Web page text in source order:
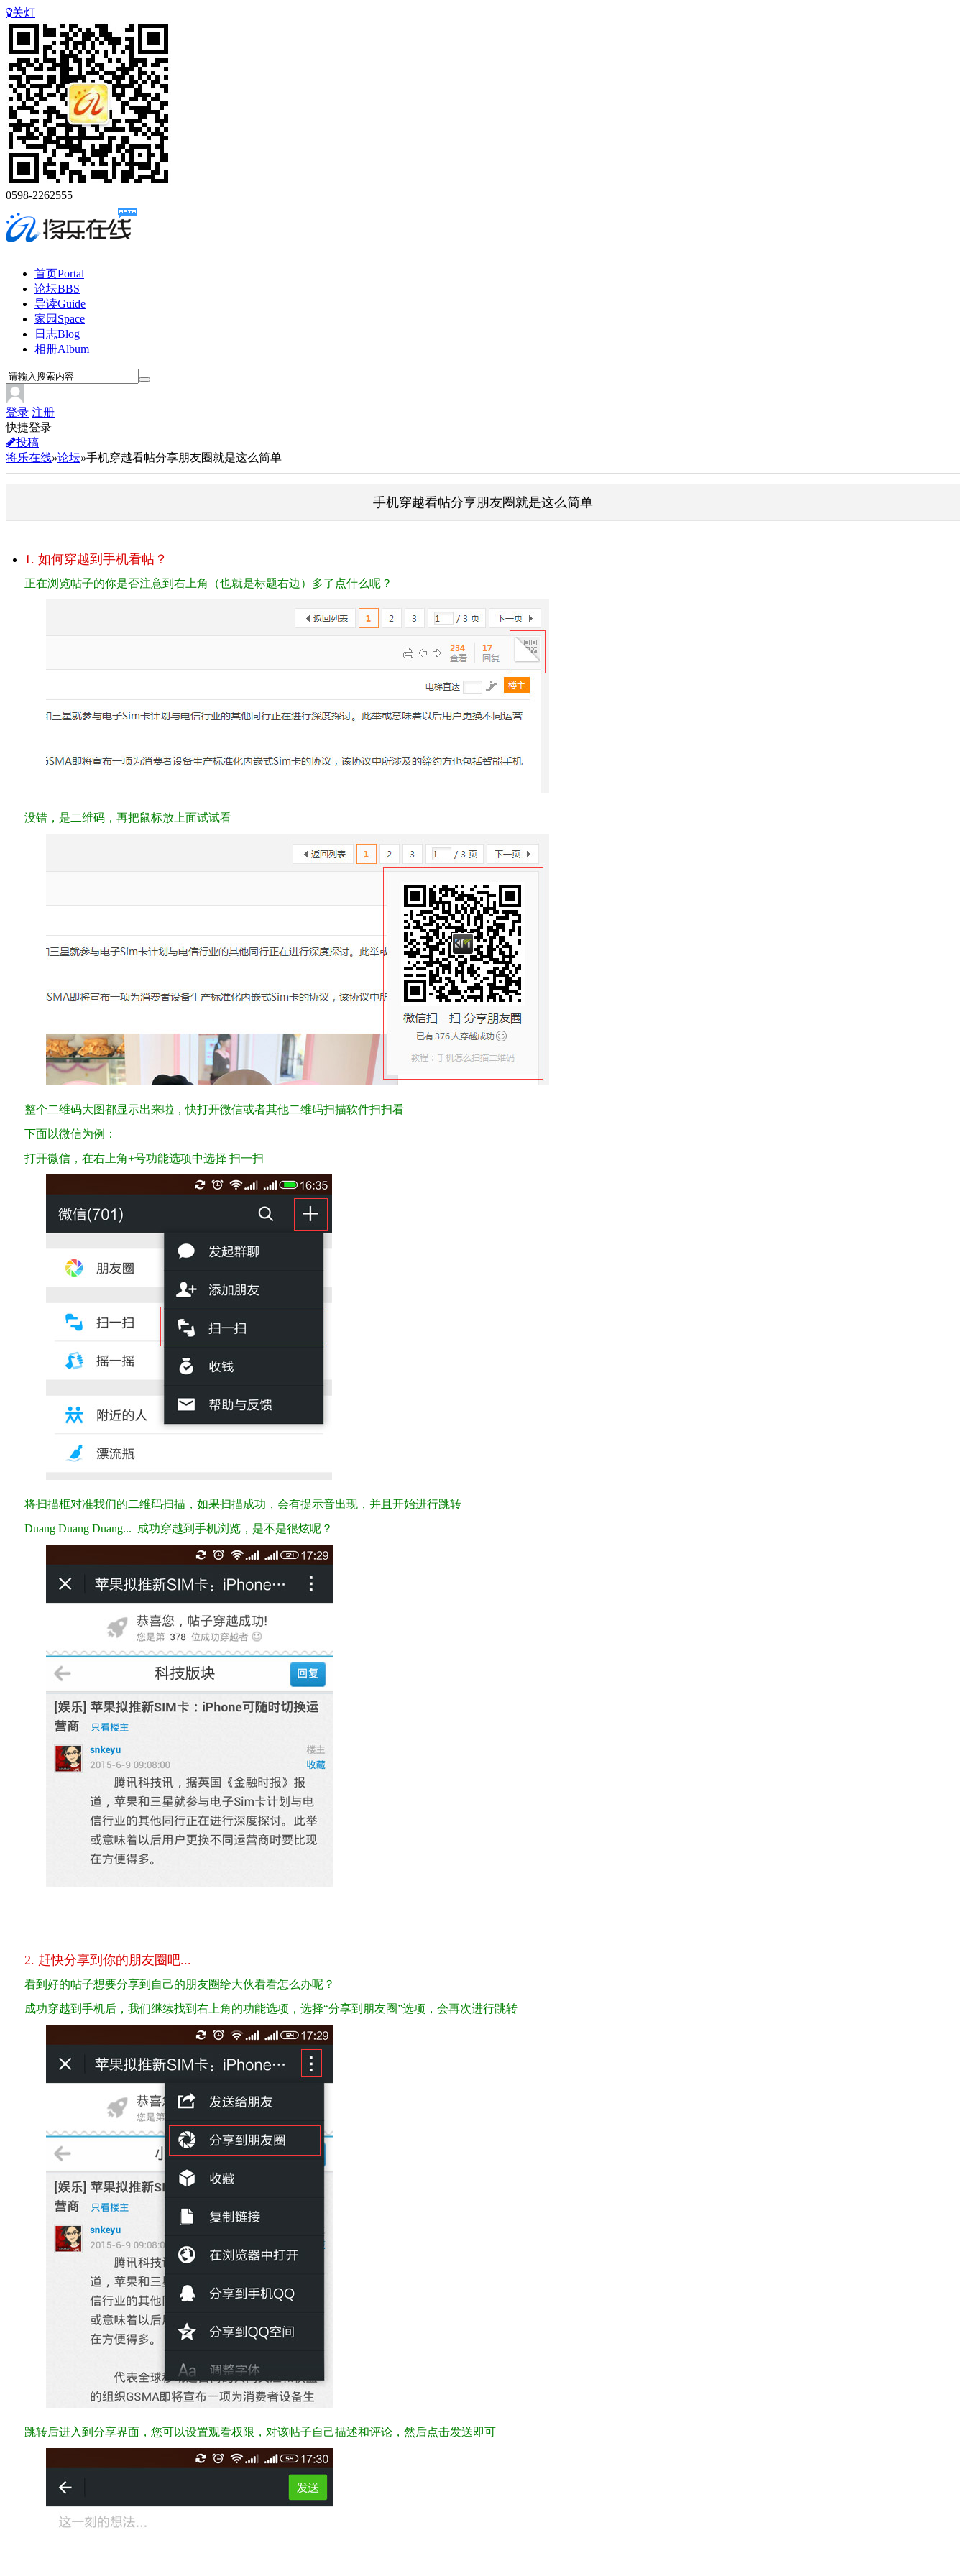
关灯
0598-2262555
首页Portal
论坛BBS
导读Guide
家园 Space
日志Blog
相册Album
登录 注册
快捷登录
投稿
将乐在线»论坛»手机穿越看帖分享朋友圈就是这么简单
手机穿越看帖分享朋友圈就是这么简单
1. 如何穿越到手机看帖？
正在浏览帖子的你是否注意到右上角（也就是标题右边）多了点什么呢？
没错，是二维码，再把鼠标放上面试试看
整个二维码大图都显示出来啦，快打开微信或者其他二维码扫描软件扫扫看
下面以微信为例：
打开微信，在右上角+号功能选项中选择 扫一扫
将扫描框对准我们的二维码扫描，如果扫描成功，会有提示音出现，并且开始进行跳转
Duang Duang Duang... 成功穿越到手机浏览，是不是很炫呢？
2. 赶快分享到你的朋友圈吧...
看到好的帖子想要分享到自己的朋友圈给大伙看看怎么办呢？
成功穿越到手机后，我们继续找到右上角的功能选项，选择“分享到朋友圈”选项，会再次进行跳转
跳转后进入到分享界面，您可以设置观看权限，对该帖子自己描述和评论，然后点击发送即可